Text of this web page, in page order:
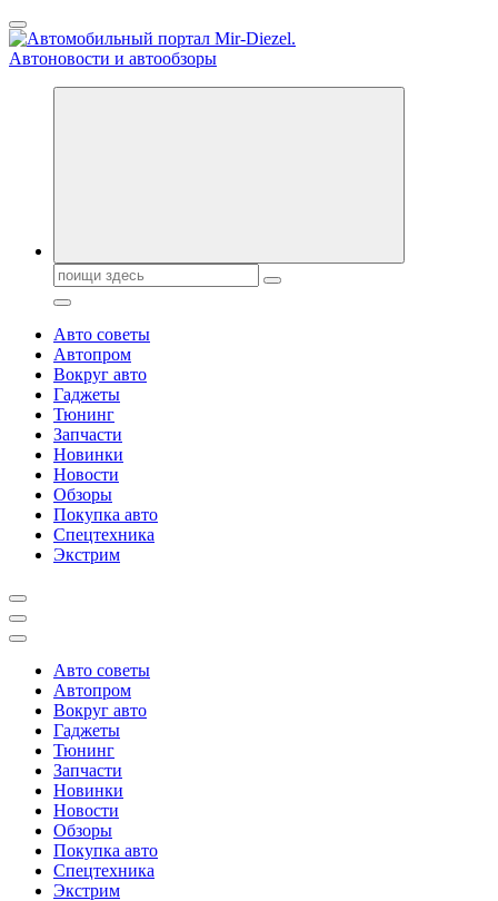
Перейти
к
содержанию
Справочник автомобилиста. Обзор новинок популярных
Поиск:
Авто советы
Автопром
Вокруг авто
Гаджеты
Тюнинг
Запчасти
Новинки
Новости
Обзоры
Покупка авто
Спецтехника
Экстрим
Авто советы
Автопром
Вокруг авто
Гаджеты
Тюнинг
Запчасти
Новинки
Новости
Обзоры
Покупка авто
Спецтехника
Экстрим